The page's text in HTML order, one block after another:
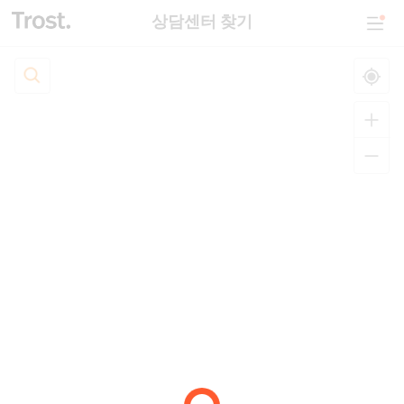
상담센터 찾기